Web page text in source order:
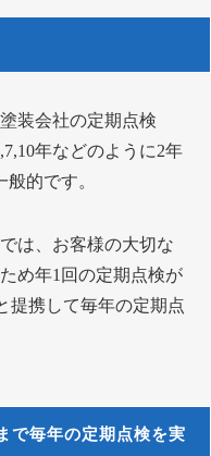
装会社の定期点検
年などのように2年
般的です。
は、お客様の大切な
め年1回の定期点検が
提携して毎年の定期点
で毎年の定期点検を実